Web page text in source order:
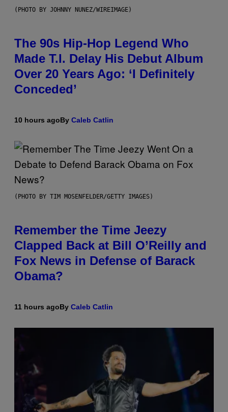
(PHOTO BY JOHNNY NUNEZ/WIREIMAGE)
The 90s Hip-Hop Legend Who
Made T.I. Delay His Debut Album
Over 20 Years Ago: ‘I Definitely
Conceded’
10 hours agoBy Caleb Catlin
(PHOTO BY TIM MOSENFELDER/GETTY IMAGES)
Remember the Time Jeezy
Clapped Back at Bill O’Reilly and
Fox News in Defense of Barack
Obama?
11 hours agoBy Caleb Catlin